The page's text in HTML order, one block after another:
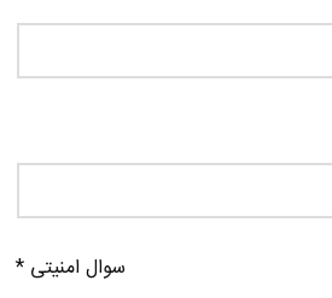
سوال امنیتی *